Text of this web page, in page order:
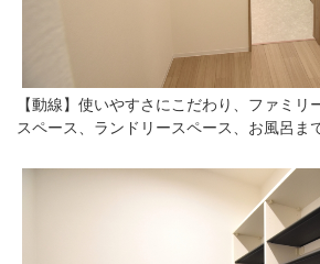
【動線】使いやすさにこだわり、ファミリ
スペース、ランドリースペース、お風呂ま